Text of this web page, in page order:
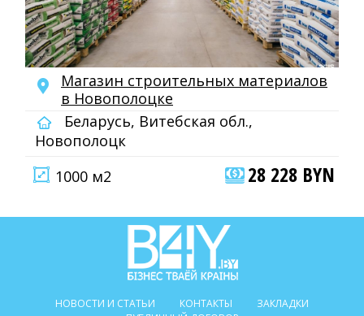
Магазин строительных материалов
в Новополоцке
Беларусь, Витебская обл.,
Новополоцк
1000 м2
28 228 BYN
НОВОСТИ И СТАТЬИ КОНТАКТЫ
ЗАКЛАДКИ